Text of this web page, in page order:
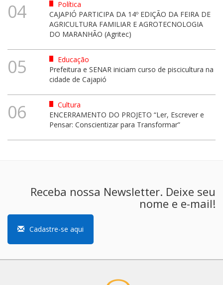
04
Política
CAJAPIÓ PARTICIPA DA 14º EDIÇÃO DA FEIRA DE
AGRICULTURA FAMILIAR E AGROTECNOLOGIA
DO MARANHÃO (Agritec)
05
Educação
Prefeitura e SENAR iniciam curso de piscicultura na
cidade de Cajapió
06
Cultura
ENCERRAMENTO DO PROJETO “Ler, Escrever e
Pensar: Conscientizar para Transformar”
Receba nossa Newsletter. Deixe seu
nome e e-mail!
Cadastre-se aqui